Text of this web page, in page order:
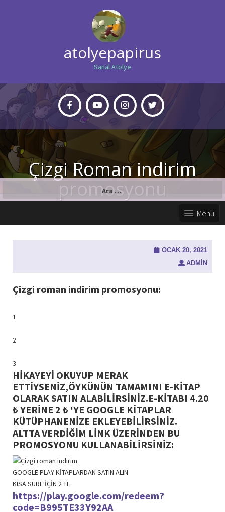
atolyepapirus
Sanal Atolye
Çizgi Roman indirim
promosyonu
Menu
OCAK 20, 2021
ADMIN
Çizgi roman indirim promosyonu:
1
2
3
HİKAYEYİ OKUYUP MERAK
ETTİYSENİZ,ÖYKÜNÜN TAMAMINI E-KİTAP
OLARAK SATIN ALABİLİRSİNİZ.E-KİTABI 4.20
₺ YERİNE 2 ₺ ‘YE GOOGLE KİTAPLAR
KÜTÜPHANENİZE EKLEYEBİLİRSİNİZ.
ALTTA VERDİĞİM LİNK ÜZERİNDEN BU
PROMOSYONU KULLANABİLİRSİNİZ:
GOOGLE PLAY KİTAPLARDAN SATIN ALIN
KISA SÜRE İÇİN 2 TL
https://play.google.com/redeem?
code=B995TE33Y92AA